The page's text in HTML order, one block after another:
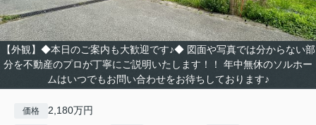
【外観】◆本日のご案内も大歓迎です♪◆ 図面や写真では分からない部
分を不動産のプロが丁寧にご説明いたします！！ 年中無休のソルホー
ムはいつでもお問い合わせをお待ちしております♪
価格 2,180万円